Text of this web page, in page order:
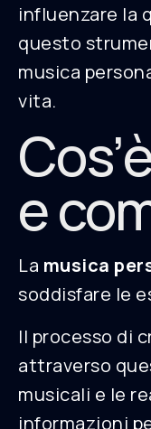
influenzare la
questo
musica
vita.
e
La musica
soddisfare le
Il processo di
attraverso
musicali e le
informazioni